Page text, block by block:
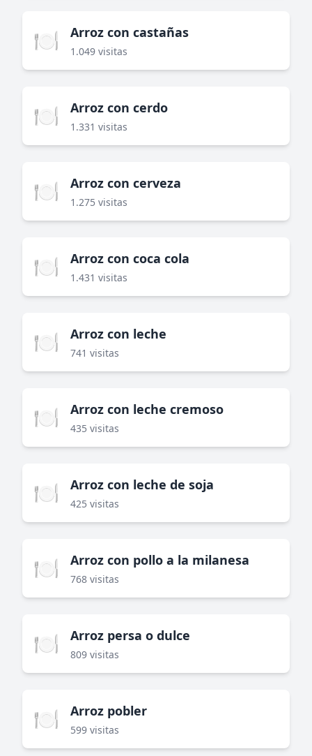
🍽️ Arroz con castañas
1.049 visitas
🍽️ Arroz con cerdo
1.331 visitas
🍽️ Arroz con cerveza
1.275 visitas
🍽️ Arroz con coca cola
1.431 visitas
🍽️ Arroz con leche
741 visitas
🍽️ Arroz con leche cremoso
435 visitas
🍽️ Arroz con leche de soja
425 visitas
🍽️ Arroz con pollo a la milanesa
768 visitas
🍽️ Arroz persa o dulce
809 visitas
🍽️ Arroz pobler
599 visitas